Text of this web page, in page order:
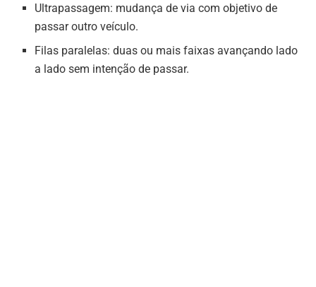
Ultrapassagem: mudança de via com objetivo de
passar outro veículo.
Filas paralelas: duas ou mais faixas avançando lado
a lado sem intenção de passar.